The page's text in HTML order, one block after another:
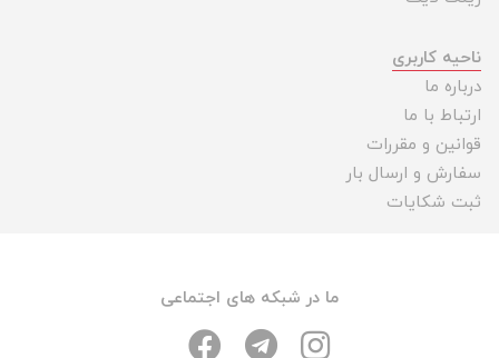
ناحیه کاربری
درباره ما
ارتباط با ما
قوانین و مقررات
سفارش و ارسال بار
ثبت شکایات
ما در شبکه های اجتماعی